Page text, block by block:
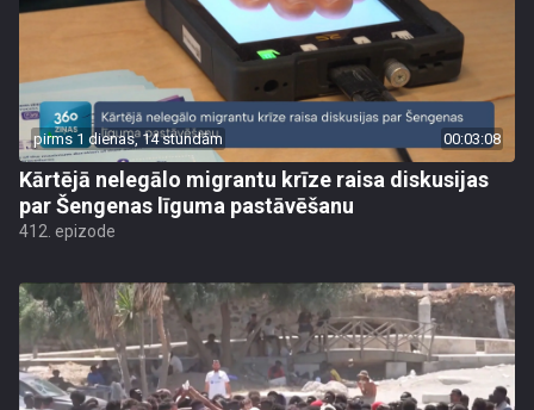
pirms 1 dienas, 14 stundām 00:03:08
Kārtējā nelegālo migrantu krīze raisa diskusijas
par Šengenas līguma pastāvēšanu
412. epizode